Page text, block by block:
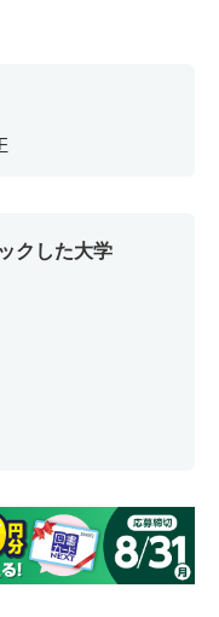
クした大学